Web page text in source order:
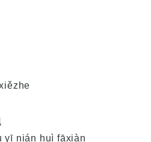
yī nián huì fāxiàn